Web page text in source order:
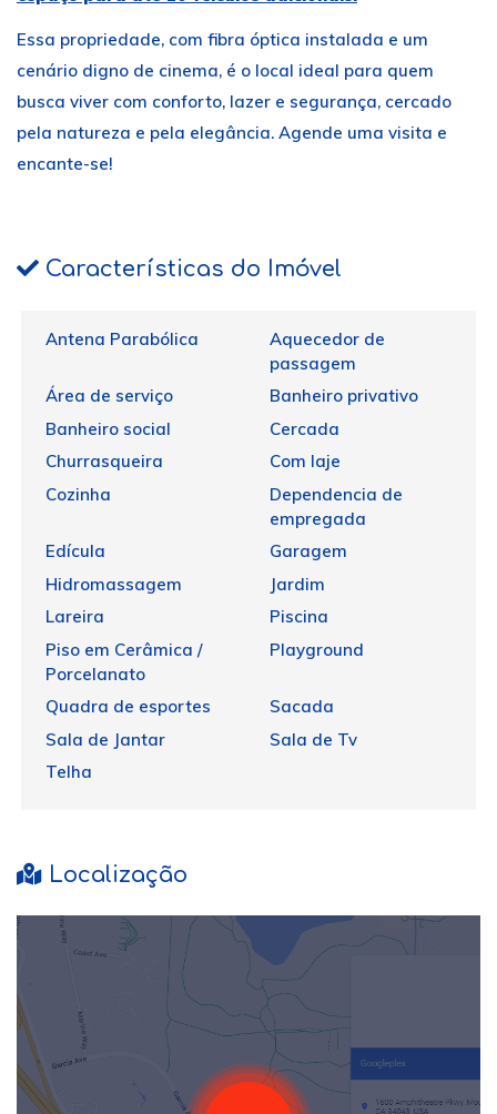
Essa propriedade, com fibra óptica instalada e um
cenário digno de cinema, é o local ideal para quem
busca viver com conforto, lazer e segurança, cercado
pela natureza e pela elegância. Agende uma visita e
encante-se!
Características do Imóvel
Antena Parabólica
Aquecedor de
passagem
Área de serviço
Banheiro privativo
Banheiro social
Cercada
Churrasqueira
Com laje
Cozinha
Dependencia de
empregada
Edícula
Garagem
Hidromassagem
Jardim
Lareira
Piscina
Piso em Cerâmica /
Porcelanato
Playground
Quadra de esportes
Sacada
Sala de Jantar
Sala de Tv
Telha
Localização